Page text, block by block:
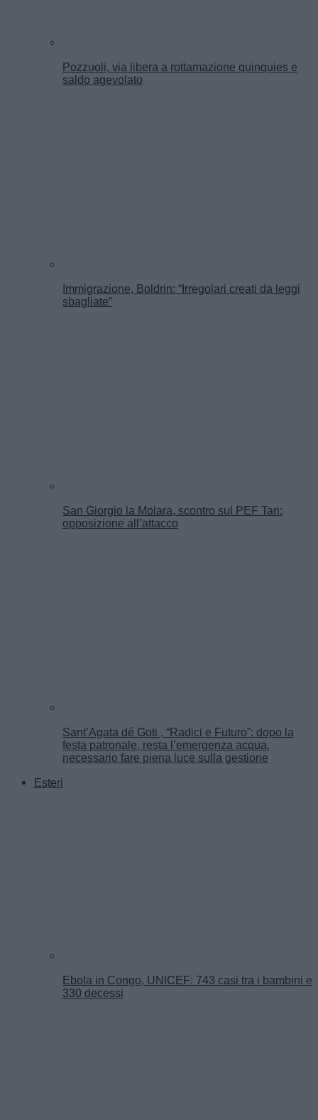
Pozzuoli, via libera a rottamazione quinquies e
saldo agevolato
Immigrazione, Boldrin: “Irregolari creati da leggi
sbagliate”
San Giorgio la Molara, scontro sul PEF Tari:
opposizione all’attacco
Sant’Agata dé Goti , “Radici e Futuro”: dopo la
festa patronale, resta l’emergenza acqua,
necessario fare piena luce sulla gestione
Esteri
Ebola in Congo, UNICEF: 743 casi tra i bambini e
330 decessi